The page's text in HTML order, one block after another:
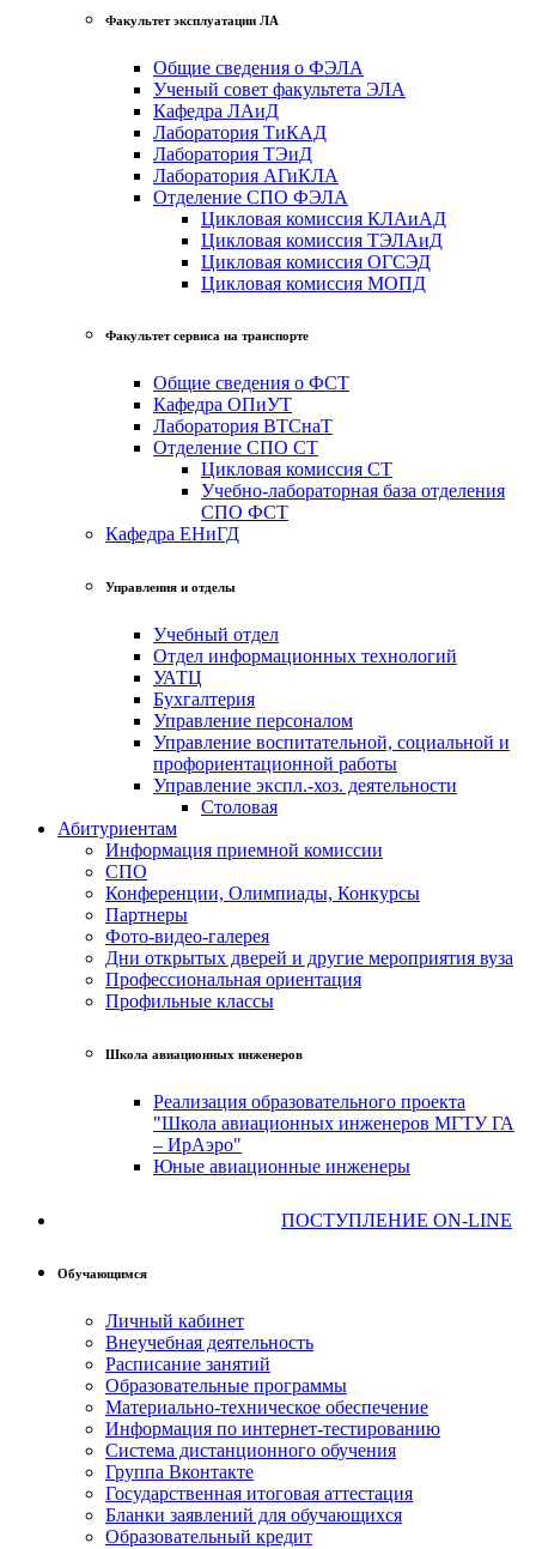
Факультет эксплуатации ЛА
Общие сведения о ФЭЛА
Ученый совет факультета ЭЛА
Кафедра ЛАиД
Лаборатория ТиКАД
Лаборатория ТЭиД
Лаборатория АГиКЛА
Отделение СПО ФЭЛА
Цикловая комиссия КЛАиАД
Цикловая комиссия ТЭЛАиД
Цикловая комиссия ОГСЭД
Цикловая комиссия МОПД
Факультет сервиса на транспорте
Общие сведения о ФСТ
Кафедра ОПиУТ
Лаборатория ВТСнаТ
Отделение СПО СТ
Цикловая комиссия СТ
Учебно-лабораторная база отделения
СПО ФСТ
Кафедра ЕНиГД
Управления и отделы
Учебный отдел
Отдел информационных технологий
УАТЦ
Бухгалтерия
Управление персоналом
Управление воспитательной, социальной и
профориентационной работы
Управление экспл.-хоз. деятельности
Столовая
Абитуриентам
Информация приемной комиссии
СПО
Конференции, Олимпиады, Конкурсы
Партнеры
Фото-видео-галерея
Дни открытых дверей и другие мероприятия вуза
Профессиональная ориентация
Профильные классы
Школа авиационных инженеров
Реализация образовательного проекта
"Школа авиационных инженеров МГТУ ГА
– ИрАэро"
Юные авиационные инженеры
ПОСТУПЛЕНИЕ ON-LINE
Обучающимся
Личный кабинет
Внеучебная деятельность
Расписание занятий
Образовательные программы
Материально-техническое обеспечение
Информация по интернет-тестированию
Система дистанционного обучения
Группа Вконтакте
Государственная итоговая аттестация
Бланки заявлений для обучающихся
Образовательный кредит